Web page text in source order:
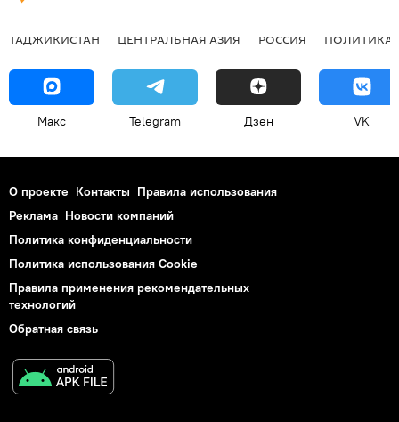
ТАДЖИКИСТАН ЦЕНТРАЛЬНАЯ АЗИЯ РОССИЯ ПОЛИТИКА
Макс Telegram Дзен VK
О проекте Контакты Правила использования
Реклама Новости компаний
Политика конфиденциальности
Политика использования Cookie
Правила применения рекомендательных
технологий
Обратная связь